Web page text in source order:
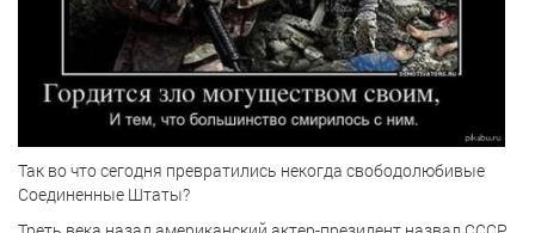
Так во что сегодня превратились некогда свободолюбивые
Соединенные Штаты?